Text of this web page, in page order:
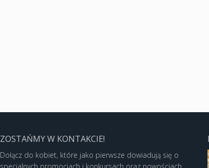
ZOSTAŃMY W KONTAKCIE!
Dołącz do kobiet, które jako pierwsze dowiadują się o